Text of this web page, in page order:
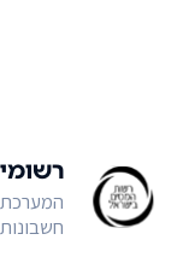
המערכת